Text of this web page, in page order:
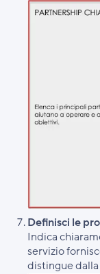
Definisci le
Indica
servizio
distingue